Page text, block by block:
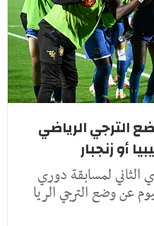
الترجي الرياضي
أو زنجبار
لمسابقة دوري
عن وضع الترجي الريا